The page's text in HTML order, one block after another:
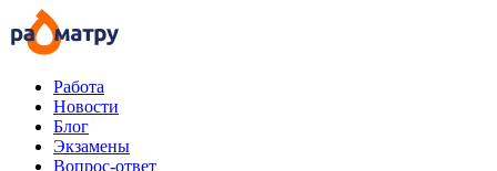
Работа
Новости
Блог
Экзамены
Вопрос-ответ